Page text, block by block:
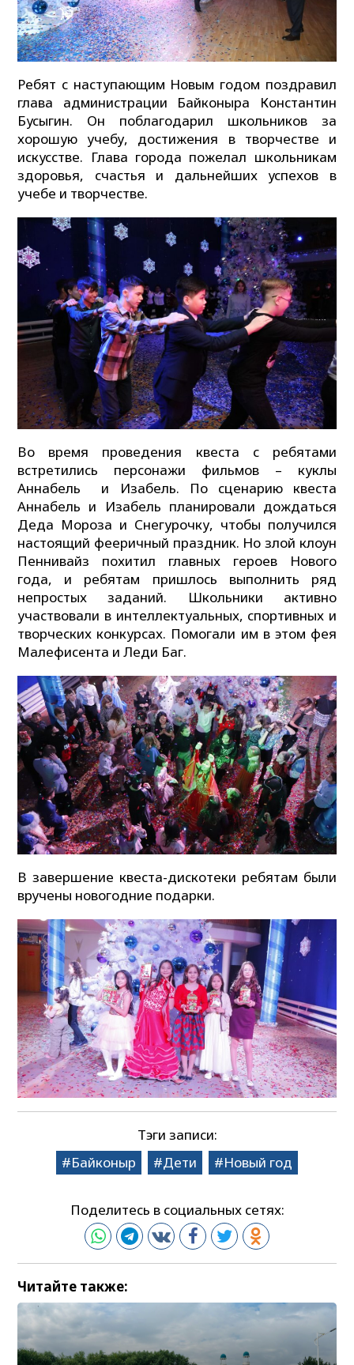
Ребят с наступающим Новым годом поздравил
глава администрации Байконыра Константин
Бусыгин. Он поблагодарил школьников за
хорошую учебу, достижения в творчестве и
искусстве. Глава города пожелал школьникам
здоровья, счастья и дальнейших успехов в
учебе и творчестве.
Во время проведения квеста с ребятами
встретились персонажи фильмов – куклы
Аннабель и Изабель. По сценарию квеста
Аннабель и Изабель планировали дождаться
Деда Мороза и Снегурочку, чтобы получился
настоящий фееричный праздник. Но злой клоун
Пеннивайз похитил главных героев Нового
года, и ребятам пришлось выполнить ряд
непростых заданий. Школьники активно
участвовали в интеллектуальных, спортивных и
творческих конкурсах. Помогали им в этом фея
Малефисента и Леди Баг.
В завершение квеста-дискотеки ребятам были
вручены новогодние подарки.
Тэги записи:
Байконыр
Дети Новый год
Поделитесь в социальных сетях:
Читайте также: